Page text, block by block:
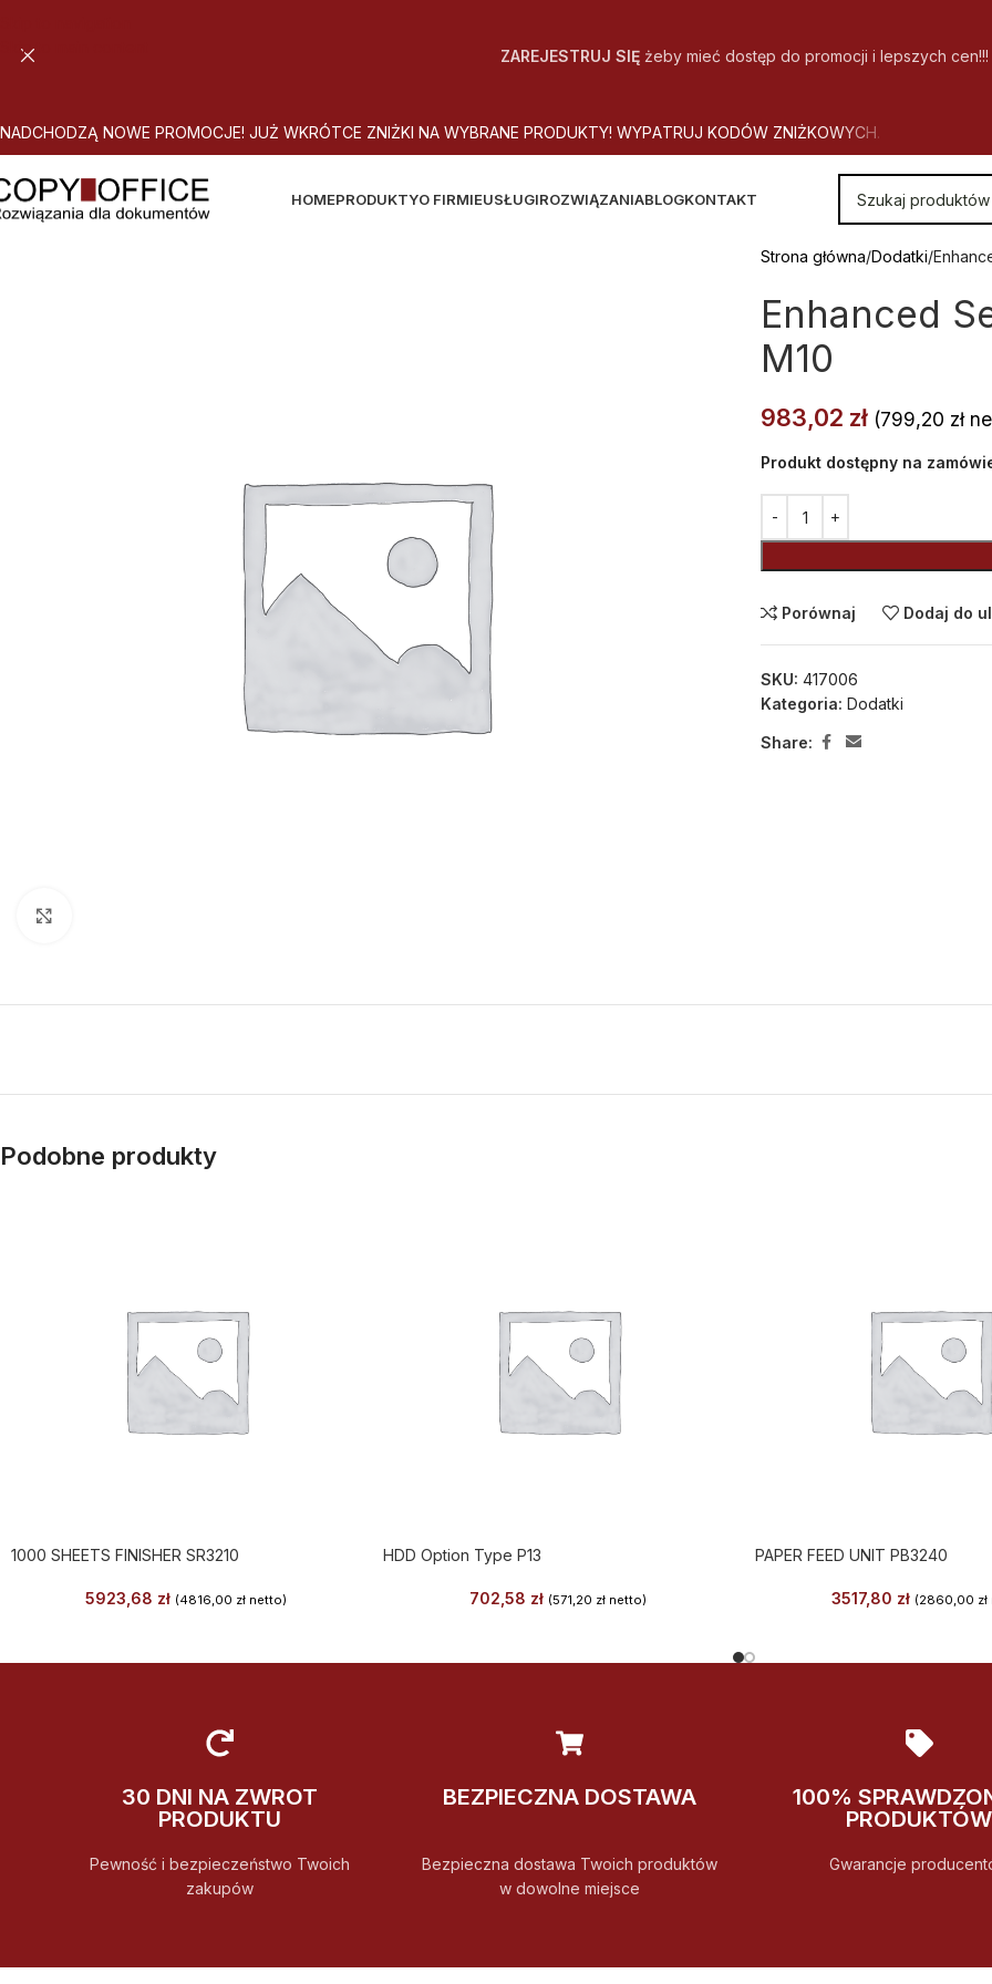
Skip to main content
ZAREJESTRUJ SIĘżeby mieć dostęp do promocji i lepszych cen!!!
NADCHODZĄ NOWE PROMOCJE! JUŻ WKRÓTCE ZNIŻKI NA WYBRANE PRODUKTY! WYPATRUJ KODÓW ZNIŻKOWYCH.
HOMEPRODUKTYO FIRMIEUSŁUGIROZWIĄZANIABLOGKONTAKT
Strona główna Dodatki
Enhanced
M10
983,02 zł (799,20 zł
Produkt dostępny na
Porównaj Dodaj do
SKU: 417006
Kategoria: Dodatki
Share:
Podobne produkty
1000 SHEETS FINISHER SR3210
5923,68 zł (4816,00 zł netto)
HDD Option Type P13
702,58 zł (571,20 zł netto)
PAPER FEED UNIT PB3240
3517,80 zł (2860,00 zł
30 DNI NA ZWROT
PRODUKTU
Pewność i bezpieczeństwo Twoich
zakupów
BEZPIECZNA DOSTAWA
Bezpieczna dostawa Twoich produktów
w dowolne miejsce
100%
PRODUKTÓW
Gwarancje